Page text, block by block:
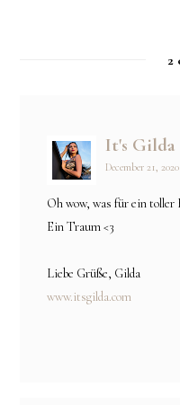
2
It's Gilda
December 21, 2020
Oh wow, was für ein toller
Ein Traum <3
Liebe Grüße, Gilda
www.itsgilda.com